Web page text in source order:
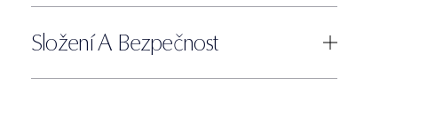
Složení A Bezpečnost